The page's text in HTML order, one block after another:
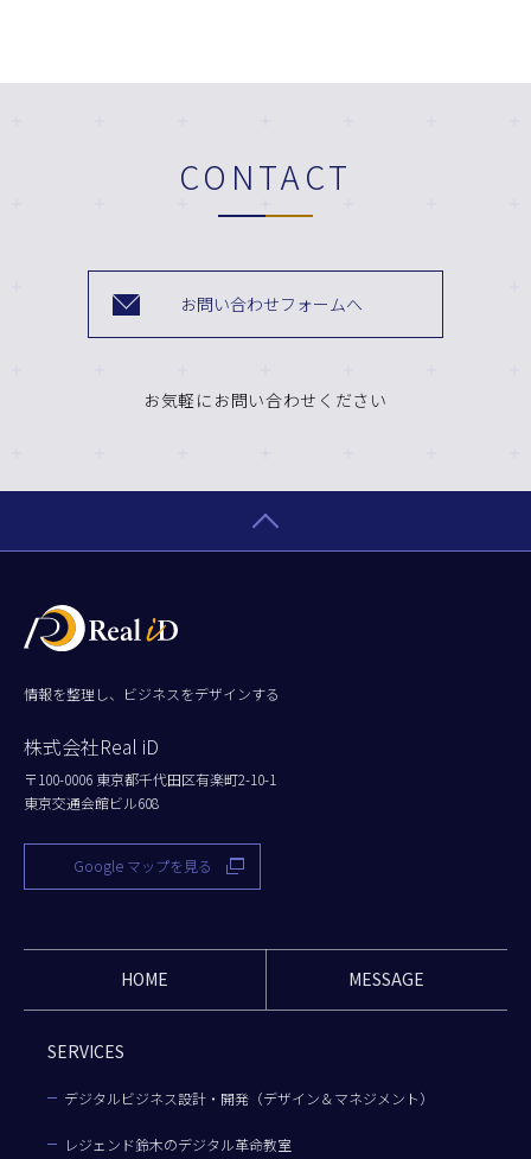
CONTACT
お問い合わせフォームへ
お気軽にお問い合わせください
情報を整理し、ビジネスをデザインする
株式会社Real iD
〒100-0006 東京都千代田区有楽町2-10-1
東京交通会館ビル608
Google マップを見る
HOME MESSAGE
SERVICES
デジタルビジネス設計・開発（デザイン＆マネジメント）
レジェンド鈴木のデジタル革命教室